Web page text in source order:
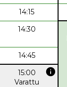
14:15
14:30
14:45
15:00 info
Varattu